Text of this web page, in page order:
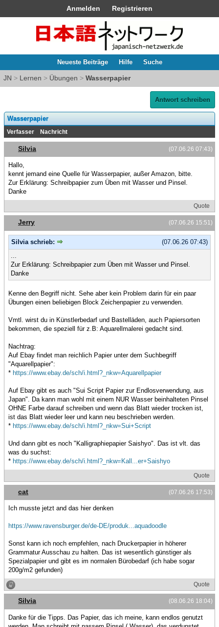
Anmelden Registrieren
Neueste Beiträge Hilfe Suche
JN > Lernen > Übungen > Wasserpapier
Antwort schreiben
Wasserpapier
Verfasser Nachricht
(07.06.26 07:43)
Silvia
Hallo,
kennt jemand eine Quelle für Wasserpapier, außer Amazon, bitte.
Zur Erklärung: Schreibpapier zum Üben mit Wasser und Pinsel.
Danke
Quote
(07.06.26 15:51)
Jerry
(07.06.26 07:43)
Silvia schrieb:
...
Zur Erklärung: Schreibpapier zum Üben mit Wasser und Pinsel.
Danke
Kenne den Begriff nicht. Sehe aber kein Problem darin für ein paar
Übungen einen beliebigen Block Zeichenpapier zu verwenden.
Vmtl. wirst du in Künstlerbedarf und Bastelläden, auch Papiersorten
bekommen, die speziell für z.B: Aquarellmalerei gedacht sind.
Nachtrag:
Auf Ebay findet man reichlich Papier unter dem Suchbegriff
"Aquarellpapier":
* https://www.ebay.de/sch/i.html?_nkw=Aquarellpapier
Auf Ebay gibt es auch "Sui Script Papier zur Endlosverwendung, aus
Japan". Da kann man wohl mit einem NUR Wasser beinhalteten Pinsel
OHNE Farbe darauf schreiben und wenn das Blatt wieder trocken ist,
ist das Blatt wieder leer und kann neu beschrieben werden.
* https://www.ebay.de/sch/i.html?_nkw=Sui+Script
Und dann gibt es noch "Kalligraphiepapier Saishyo". Das ist vlt. das
was du suchst:
* https://www.ebay.de/sch/i.html?_nkw=Kall...er+Saishyo
Quote
(07.06.26 17:53)
cat
Ich musste jetzt and das hier denken
https://www.ravensburger.de/de-DE/produk...aquadoodle
Sonst kann ich noch empfehlen, nach Druckerpapier in höherer
Grammatur Ausschau zu halten. Das ist wesentlich günstiger als
Spezialpapier und gibt es im normalen Bürobedarf (ich habe sogar
200g/m2 gefunden)
Quote
(08.06.26 18:04)
Silvia
Danke für die Tipps. Das Papier, das ich meine, kann endlos genutzt